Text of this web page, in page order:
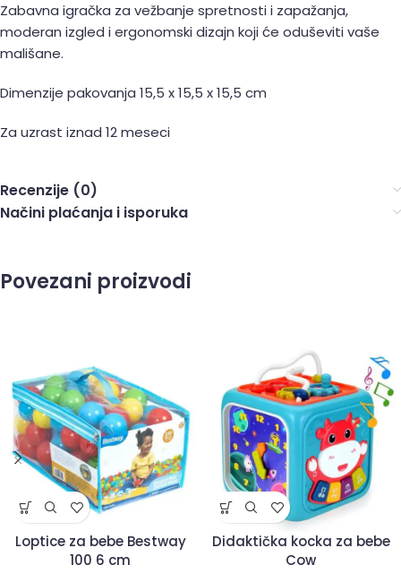
Zabavna igračka za vežbanje spretnosti i zapažanja,
moderan izgled i ergonomski dizajn koji će oduševiti vaše
mališane.
Dimenzije pakovanja 15,5 x 15,5 x 15,5 cm
Za uzrast iznad 12 meseci
Recenzije (0)
Načini plaćanja i isporuka
Povezani proizvodi
Loptice za bebe Bestway
100 6 cm
Didaktička kocka za bebe
Cow